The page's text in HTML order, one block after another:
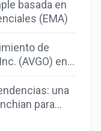
basada en
(EMA)
de
(AVGO) en
una
para